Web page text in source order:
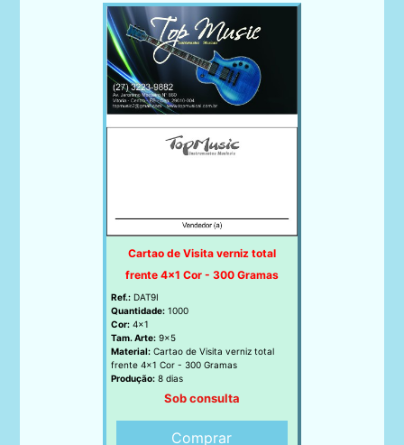
Cartao de Visita verniz total
frente 4x1 Cor - 300 Gramas
Ref.: DAT9I
Quantidade: 1000
Cor: 4x1
Tam. Arte: 9x5
Material: Cartao de Visita verniz total
frente 4x1 Cor - 300 Gramas
Produção: 8 dias
Sob consulta
Comprar